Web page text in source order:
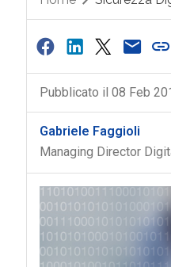
Pubblicato il 08 Feb
Gabriele Faggioli
Managing Director